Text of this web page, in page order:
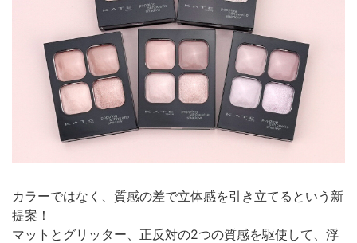
カラーではなく、質感の差で立体感を引き立てるという新
提案！
マットとグリッター、正反対の2つの質感を駆使して、浮